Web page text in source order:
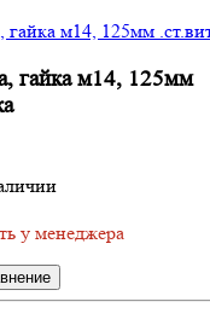
гайка м14, 125мм
у менеджера